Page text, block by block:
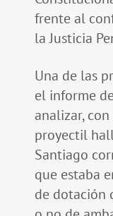
frente al
la Justicia
Una de las
el informe
analizar,
proyectil
Santiago
que estaba
de dotación